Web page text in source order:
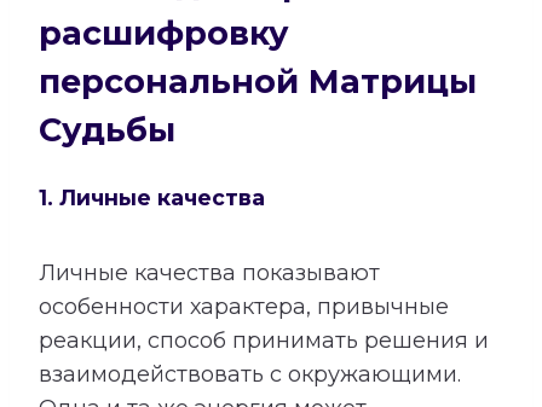
расшифровку
персональной Матрицы
Судьбы
1. Личные качества
Личные качества показывают
особенности характера, привычные
реакции, способ принимать решения и
взаимодействовать с окружающими.